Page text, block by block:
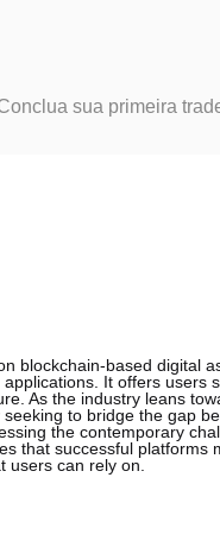
sua primeira
blockchain-based digital
It offers
As the industry leans
to bridge the gap
the contemporary
that successful
users can rely on.